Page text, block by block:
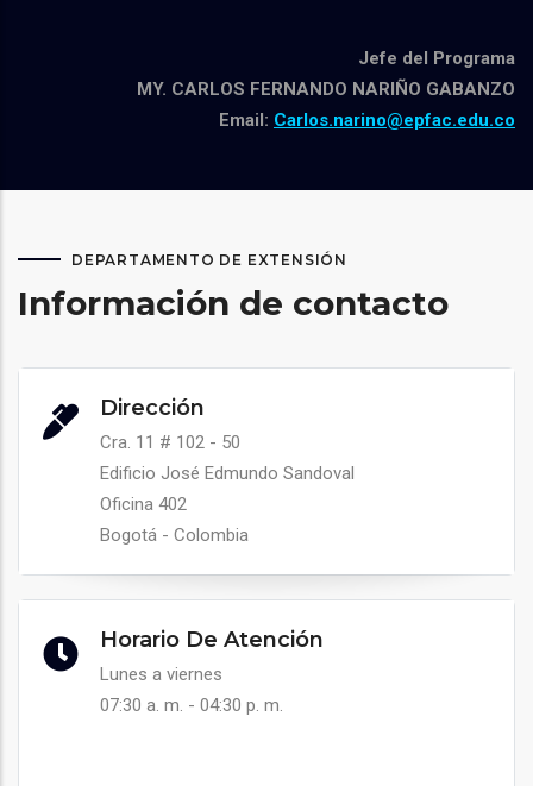
Jefe del Programa
MY. CARLOS FERNANDO NARIÑO GABANZO
Email: Carlos.narino@epfac.edu.co
DEPARTAMENTO DE EXTENSIÓN
Información de contacto
Dirección
Cra. 11 # 102 - 50
Edificio José Edmundo Sandoval
Oficina 402
Bogotá - Colombia
Horario De Atención
Lunes a viernes
07:30 a. m. - 04:30 p. m.